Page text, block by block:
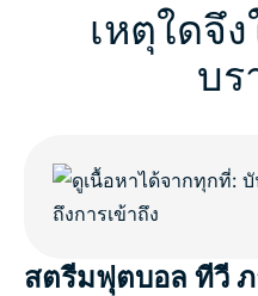
เหตุใดจึ
บร
สตรีมฟุตบอล ทีวี